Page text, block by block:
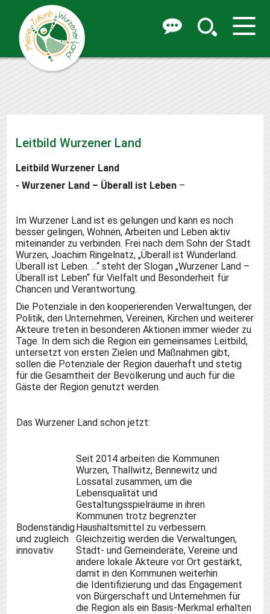
Leitbild Wurzener Land
Leitbild Wurzener Land
- Wurzener Land – Überall ist Leben –
Im Wurzener Land ist es gelungen und kann es noch
besser gelingen, Wohnen, Arbeiten und Leben aktiv
miteinander zu verbinden. Frei nach dem Sohn der Stadt
Wurzen, Joachim Ringelnatz, „Überall ist Wunderland.
Überall ist Leben. ...“steht der Slogan „Wurzener Land –
Überall ist Leben“ für Vielfalt und Besonderheit für
Chancen und Verantwortung.
Die Potenziale in den kooperierenden Verwaltungen, der
Politik, den Unternehmen, Vereinen, Kirchen und weiterer
Akteure treten in besonderen Aktionen immer wieder zu
Tage. In dem sich die Region ein gemeinsames Leitbild,
untersetzt von ersten Zielen und Maßnahmen gibt,
sollen die Potenziale der Region dauerhaft und stetig
für die Gesamtheit der Bevölkerung und auch für die
Gäste der Region genutzt werden.
Das Wurzener Land schon jetzt:
Bodenständig
und zugleich
innovativ
Seit 2014 arbeiten die Kommunen
Wurzen, Thallwitz, Bennewitz und
Lossatal zusammen, um die
Lebensqualität und
Gestaltungsspielräume in ihren
Kommunen trotz begrenzter
Haushaltsmittel zu verbessern.
Gleichzeitig werden die Verwaltungen,
Stadt- und Gemeinderäte, Vereine und
andere lokale Akteure vor Ort gestärkt,
damit in den Kommunen weiterhin
die Identifizierung und das Engagement
von Bürgerschaft und Unternehmen für
die Region als ein Basis-Merkmal erhalten